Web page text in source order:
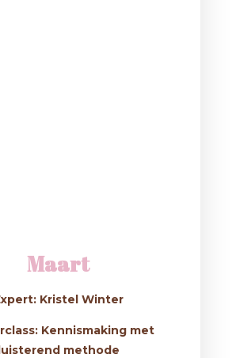
Maart
Kristel Winter
Kennismaking met
methode